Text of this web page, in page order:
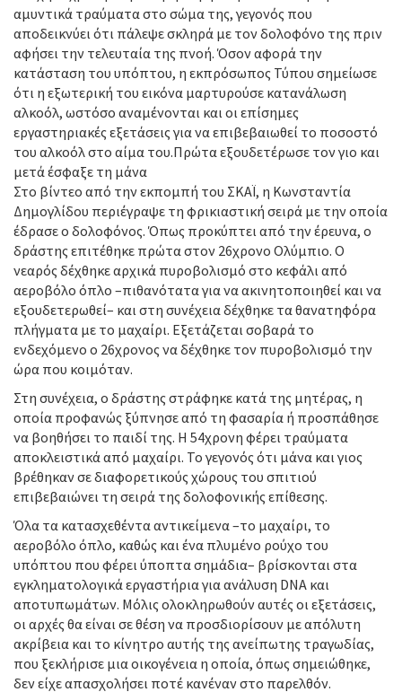
αμυντικά τραύματα στο σώμα της, γεγονός που
αποδεικνύει ότι πάλεψε σκληρά με τον δολοφόνο της πριν
αφήσει την τελευταία της πνοή. Όσον αφορά την
κατάσταση του υπόπτου, η εκπρόσωπος Τύπου σημείωσε
ότι η εξωτερική του εικόνα μαρτυρούσε κατανάλωση
αλκοόλ, ωστόσο αναμένονται και οι επίσημες
εργαστηριακές εξετάσεις για να επιβεβαιωθεί το ποσοστό
του αλκοόλ στο αίμα του.Πρώτα εξουδετέρωσε τον γιο και
μετά έσφαξε τη μάνα
Στο βίντεο από την εκπομπή του ΣΚΑΪ, η Κωνσταντία
Δημογλίδου περιέγραψε τη φρικιαστική σειρά με την οποία
έδρασε ο δολοφόνος. Όπως προκύπτει από την έρευνα, ο
δράστης επιτέθηκε πρώτα στον 26χρονο Ολύμπιο. Ο
νεαρός δέχθηκε αρχικά πυροβολισμό στο κεφάλι από
αεροβόλο όπλο –πιθανότατα για να ακινητοποιηθεί και να
εξουδετερωθεί– και στη συνέχεια δέχθηκε τα θανατηφόρα
πλήγματα με το μαχαίρι. Εξετάζεται σοβαρά το
ενδεχόμενο ο 26χρονος να δέχθηκε τον πυροβολισμό την
ώρα που κοιμόταν.
Στη συνέχεια, ο δράστης στράφηκε κατά της μητέρας, η
οποία προφανώς ξύπνησε από τη φασαρία ή προσπάθησε
να βοηθήσει το παιδί της. Η 54χρονη φέρει τραύματα
αποκλειστικά από μαχαίρι. Το γεγονός ότι μάνα και γιος
βρέθηκαν σε διαφορετικούς χώρους του σπιτιού
επιβεβαιώνει τη σειρά της δολοφονικής επίθεσης.
Όλα τα κατασχεθέντα αντικείμενα –το μαχαίρι, το
αεροβόλο όπλο, καθώς και ένα πλυμένο ρούχο του
υπόπτου που φέρει ύποπτα σημάδια– βρίσκονται στα
εγκληματολογικά εργαστήρια για ανάλυση DNA και
αποτυπωμάτων. Μόλις ολοκληρωθούν αυτές οι εξετάσεις,
οι αρχές θα είναι σε θέση να προσδιορίσουν με απόλυτη
ακρίβεια και το κίνητρο αυτής της ανείπωτης τραγωδίας,
που ξεκλήρισε μια οικογένεια η οποία, όπως σημειώθηκε,
δεν είχε απασχολήσει ποτέ κανέναν στο παρελθόν.